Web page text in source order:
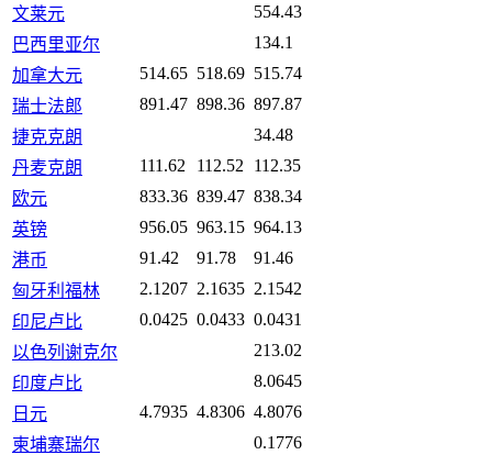
文莱元
554.43
巴西里亚尔
134.1
加拿大元
514.65 518.69 515.74
瑞士法郎
891.47 898.36 897.87
捷克克朗
34.48
丹麦克朗
111.62 112.52
112.35
欧元
833.36 839.47 838.34
英镑
956.05 963.15 964.13
港币
91.42 91.78
91.46
匈牙利福林
2.1207 2.1635 2.1542
印尼卢比
0.0425 0.0433 0.0431
以色列谢克尔
213.02
印度卢比
8.0645
日元
4.7935 4.8306 4.8076
柬埔寨瑞尔
0.1776